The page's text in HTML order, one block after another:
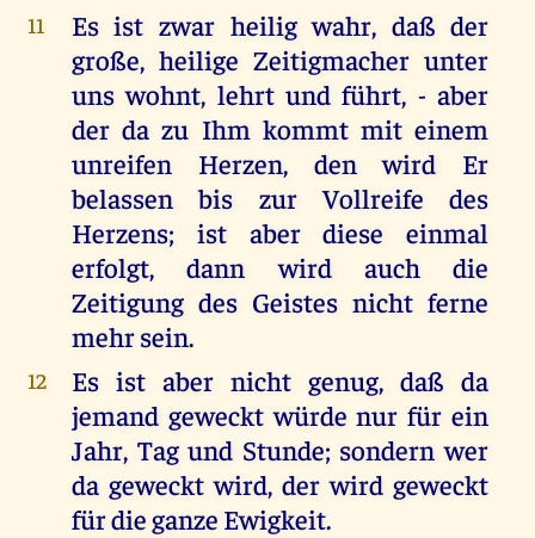
11
Es ist zwar heilig wahr, daß der
große, heilige Zeitigmacher unter
uns wohnt, lehrt und führt, - aber
der da zu Ihm kommt mit einem
unreifen Herzen, den wird Er
belassen bis zur Vollreife des
Herzens; ist aber diese einmal
erfolgt, dann wird auch die
Zeitigung des Geistes nicht ferne
mehr sein.
12
Es ist aber nicht genug, daß da
jemand geweckt würde nur für ein
Jahr, Tag und Stunde; sondern wer
da geweckt wird, der wird geweckt
für die ganze Ewigkeit.